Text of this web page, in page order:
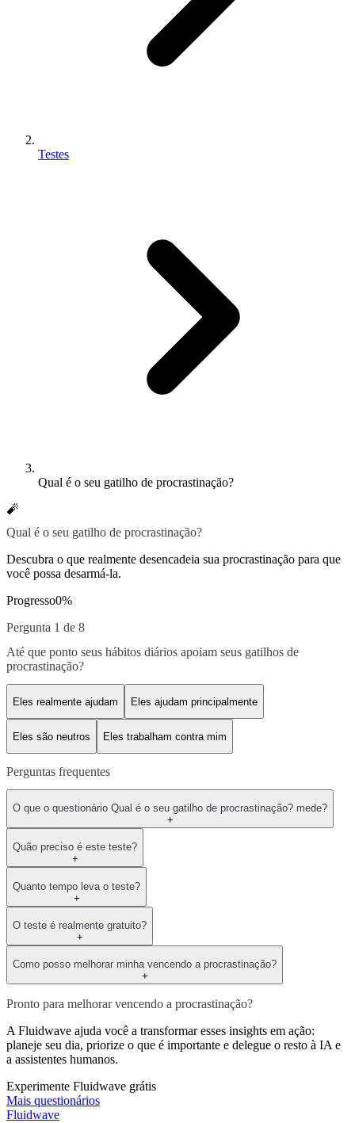
Testes
Qual é o seu gatilho de procrastinação?
🧨
Qual é o seu gatilho de procrastinação?
Descubra o que realmente desencadeia sua procrastinação para que
você possa desarmá-la.
Progresso0%
Pergunta 1 de 8
Até que ponto seus hábitos diários apoiam seus gatilhos de
procrastinação?
Eles realmente ajudam Eles ajudam principalmente
Eles são neutros Eles trabalham contra mim
Perguntas frequentes
O que o questionário Qual é o seu gatilho de procrastinação? mede?
+
Quão preciso é este teste?
+
Quanto tempo leva o teste?
+
O teste é realmente gratuito?
+
Como posso melhorar minha vencendo a procrastinação?
+
Pronto para melhorar vencendo a procrastinação?
A Fluidwave ajuda você a transformar esses insights em ação:
planeje seu dia, priorize o que é importante e delegue o resto à IA e
a assistentes humanos.
Experimente Fluidwave grátis
Mais questionários
Fluidwave